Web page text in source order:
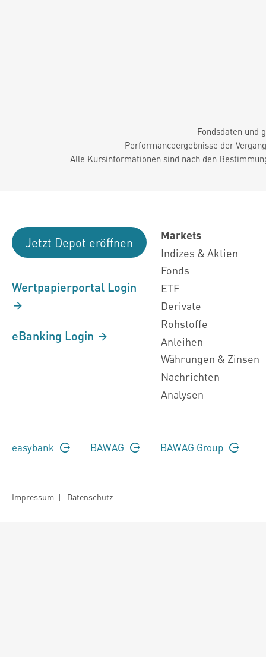
Fondsdaten und
Performanceergebnisse der
Alle Kursinformationen sind nach den
Jetzt Depot eröffnen
Wertpapierportal Login
eBanking Login
Markets
Indizes & Aktien
Fonds
ETF
Derivate
Rohstoffe
Anleihen
Währungen & Zinsen
Nachrichten
Analysen
easybank BAWAG BAWAG Group
Impressum | Datenschutz